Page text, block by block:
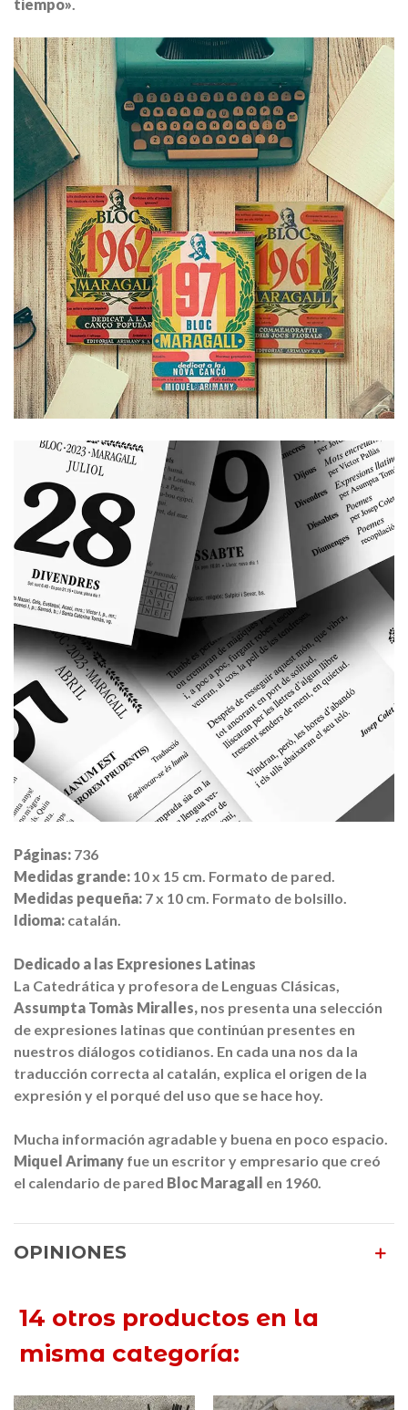
tiempo».
Páginas: 736
Medidas grande: 10 x 15 cm. Formato de pared.
Medidas pequeña: 7 x 10 cm. Formato de bolsillo.
Idioma: catalán.
Dedicado a las Expresiones Latinas
La Catedrática y profesora de Lenguas Clásicas,
Assumpta Tomàs Miralles, nos presenta una selección
de expresiones latinas que continúan presentes en
nuestros diálogos cotidianos. En cada una nos da la
traducción correcta al catalán, explica el origen de la
expresión y el porqué del uso que se hace hoy.
Mucha información agradable y buena en poco espacio.
Miquel Arimany fue un escritor y empresario que creó
el calendario de pared Bloc Maragall en 1960.
OPINIONES
14 otros productos en la
misma categoría: